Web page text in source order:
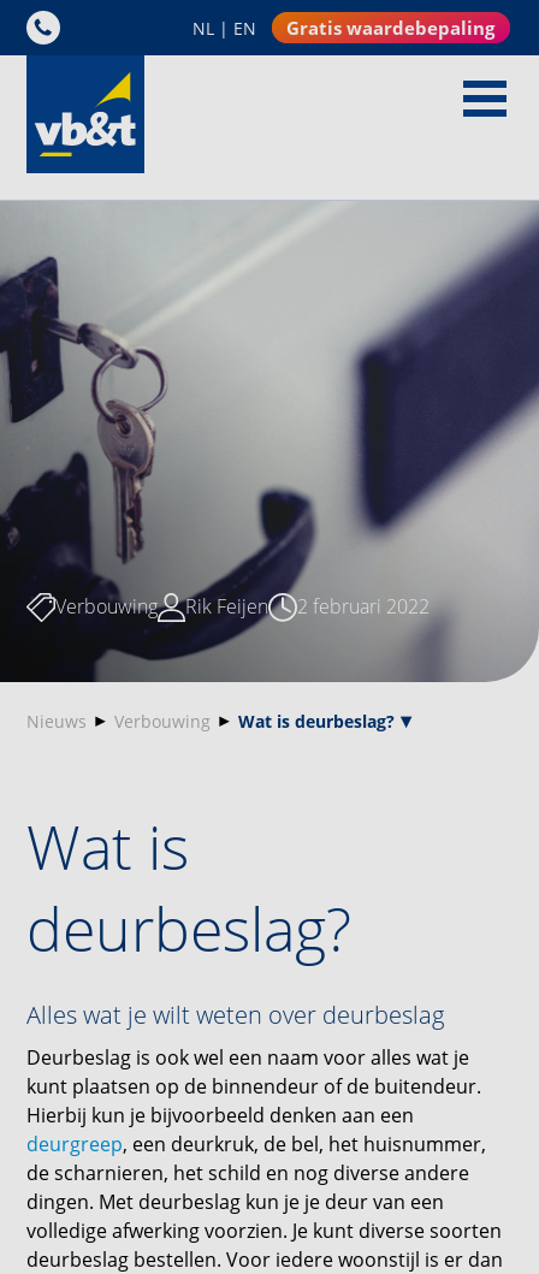
NL | EN Gratis waardebepaling
Verbouwing Rik Feijen 2 februari 2022
Nieuws Verbouwing Wat is deurbeslag?
Wat is
deurbeslag?
Alles wat je wilt weten over deurbeslag
Deurbeslag is ook wel een naam voor alles wat je
kunt plaatsen op de binnendeur of de buitendeur.
Hierbij kun je bijvoorbeeld denken aan een
deurgreep, een deurkruk, de bel, het huisnummer,
de scharnieren, het schild en nog diverse andere
dingen. Met deurbeslag kun je je deur van een
volledige afwerking voorzien. Je kunt diverse soorten
deurbeslag bestellen. Voor iedere woonstijl is er dan